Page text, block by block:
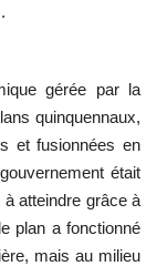
gérée par la
quinquennaux,
et fusionnées en
était
atteindre grâce à
plan a fonctionné
mais au milieu